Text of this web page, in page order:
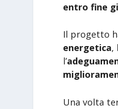
entro fine
Il progetto
energetica,
l’
Una volta